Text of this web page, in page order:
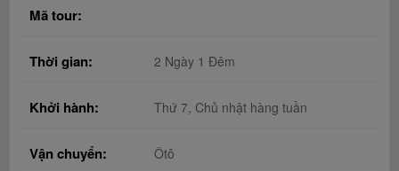
Mã tour:
Thời gian: 2 Ngày 1 Đêm
Khởi hành: Thứ 7, Chủ nhật hàng tuần
Vận chuyển: Ôtô